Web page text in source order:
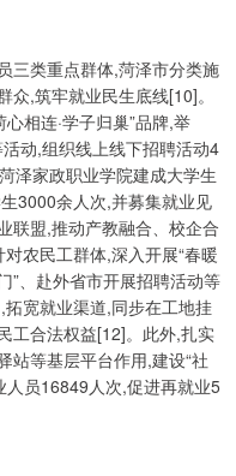
类重点群体,菏泽市分类施
众,筑牢就业民生底线[10]。
相连·学子归巢”品牌,举
活动,组织线上线下招聘活动4
泽家政职业学院建成大学生
3000余人次,并募集就业见
联盟,推动产教融合、校企合
农民工群体,深入开展“春暖
”、赴外省市开展招聘活动等
宽就业渠道,同步在工地挂
工合法权益[12]。此外,扎实
站等基层平台作用,建设“社
人员16849人次,促进再就业5